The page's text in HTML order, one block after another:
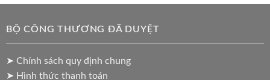
BỘ CÔNG THƯƠNG ĐÃ DUYỆT
➤ Chính sách quy định chung
➤ Hình thức thanh toán